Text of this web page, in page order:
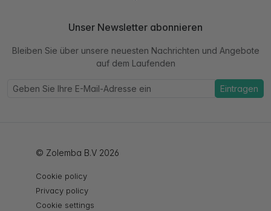
Unser Newsletter abonnieren
Bleiben Sie über unsere neuesten Nachrichten und Angebote
auf dem Laufenden
Eintragen
© Zolemba B.V 2026
Cookie policy
Privacy policy
Cookie settings